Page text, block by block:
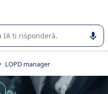
nella scelta di un
LOPD manager